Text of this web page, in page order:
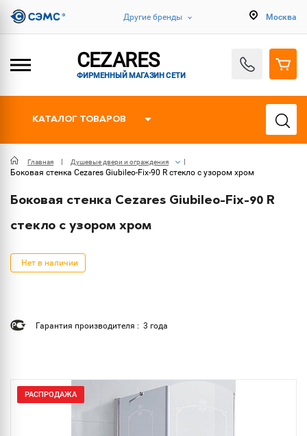
Другие бренды Москва
CEZARES
ФИРМЕННЫЙ МАГАЗИН СЕТИ
КАТАЛОГ ТОВАРОВ
Главная Душевые двери и ограждения
Боковая стенка Cezares Giubileo-Fix-90 R стекло с узором хром
Боковая стенка Cezares Giubileo-Fix-90 R
стекло с узором хром
Нет в наличии
Гарантия производителя : 3 года
РАСПРОДАЖА